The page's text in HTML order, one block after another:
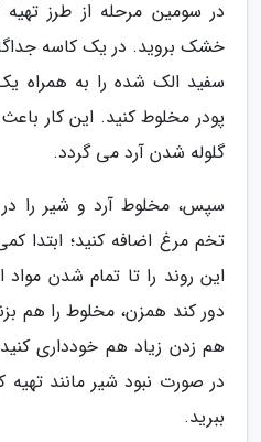
در سومین مرحله از طرز
خشک بروید. در یک کاسه
سفید الک شده را به همراه
پودر مخلوط کنید. این کار
گلوله شدن آرد می گردد.
سپس، مخلوط آرد و شیر را
تخم مرغ اضافه کنید؛ ابتدا
این روند را تا تمام شدن
دور کند همزن، مخلوط را هم
هم زدن زیاد هم خودداری
در صورت نبود شیر مانند
ببرید.